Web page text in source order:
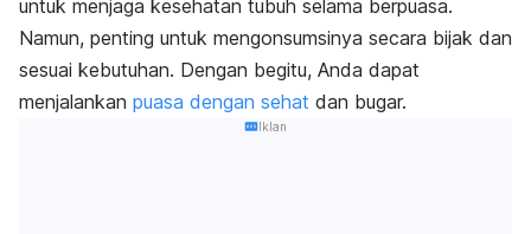
untuk menjaga kesehatan tubuh selama berpuasa.
Namun, penting untuk mengonsumsinya secara bijak dan
sesuai kebutuhan. Dengan begitu, Anda dapat
menjalankan puasa dengan sehat dan bugar.
Iklan